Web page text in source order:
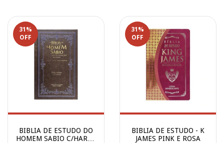
31 %
OFF
BIBLIA DE ESTUDO DO
HOMEM SABIO C/HARPA
31 %
OFF
BIBLIA DE ESTUDO - K
JAMES PINK E ROSA